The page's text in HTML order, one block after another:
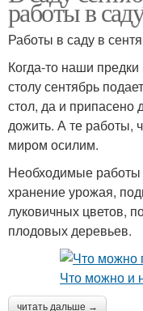
работы в
Работы в саду в
Когда-то наши предки
столу сентябрь
стол, да и припасено
дожить. А те работы,
миром осилим.
Необходимые работы
хранение урожая,
луковичных цветов,
плодовых деревьев.
читать дальше →